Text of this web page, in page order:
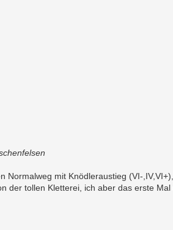
Normalweg mit Knödleraustieg (VI-
der tollen Kletterei, ich aber das erste Mal